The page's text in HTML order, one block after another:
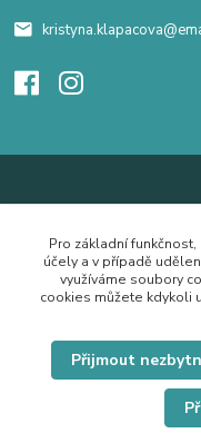
Pro základní
účely a v případě
využíváme soubory
cookies můžete kdykoli
Přijmout